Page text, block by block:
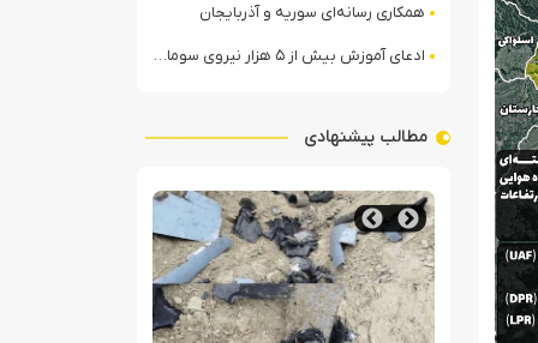
همکاری رسانه‌ای سوریه و آذربایجان
ادعای آموزش بیش از ۵ هزار نیروی سومالیایی با نظارت عربستان
مطالب پیشنهادی
Tikkari Casino: Your Next International Gaming Adventure Awaits